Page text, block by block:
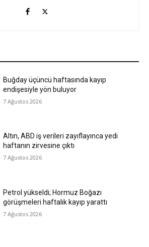
Buğday üçüncü haftasında kayıp
endişesiyle yön buluyor
7 Ağustos 2026
Altın, ABD iş verileri zayıflayınca yedi
haftanın zirvesine çıktı
7 Ağustos 2026
Petrol yükseldi; Hormuz Boğazı
görüşmeleri haftalık kayıp yarattı
7 Ağustos 2026